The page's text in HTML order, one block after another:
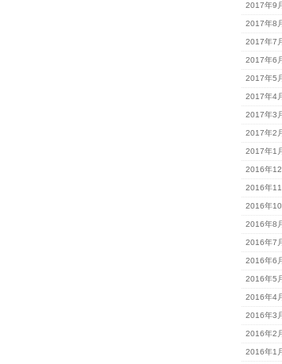
2017年9
2017年8
2017年7
2017年6
2017年5
2017年4
2017年3
2017年2
2017年1
2016年12
2016年11
2016年10
2016年8
2016年7
2016年6
2016年5
2016年4
2016年3
2016年2
2016年1